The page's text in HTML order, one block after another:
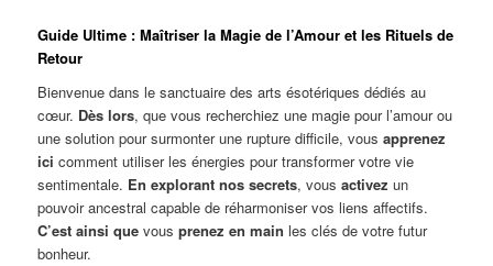
Guide Ultime : Maîtriser la Magie de l’Amour et les Rituels de
Retour
Bienvenue dans le sanctuaire des arts ésotériques dédiés au
cœur. Dès lors, que vous recherchiez une magie pour l’amour ou
une solution pour surmonter une rupture difficile, vousapprenez
ici comment utiliser les énergies pour transformer votre vie
sentimentale. En explorant nos secrets, vousactivez un
pouvoir ancestral capable de réharmoniser vos liens affectifs.
C’est ainsi que vousprenez en main les clés de votre futur
bonheur.